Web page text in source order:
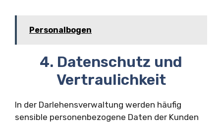
Personalbogen
4. Datenschutz und
Vertraulichkeit
In der Darlehensverwaltung werden häufig
sensible personenbezogene Daten der Kunden